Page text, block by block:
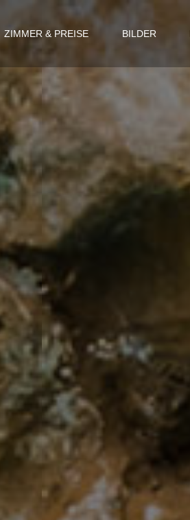
ZIMMER & PREISE BILDER